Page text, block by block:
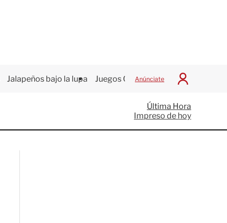
Jalapeños bajo la lupa Juegos Centroamericanos
Anúnciate
I
c
i
a
Última Hora
Impreso de hoy